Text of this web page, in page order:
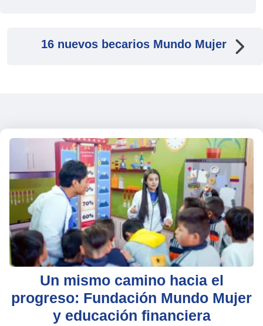
16 nuevos becarios Mundo Mujer
Un mismo camino hacia el
progreso: Fundación Mundo Mujer
y educación financiera